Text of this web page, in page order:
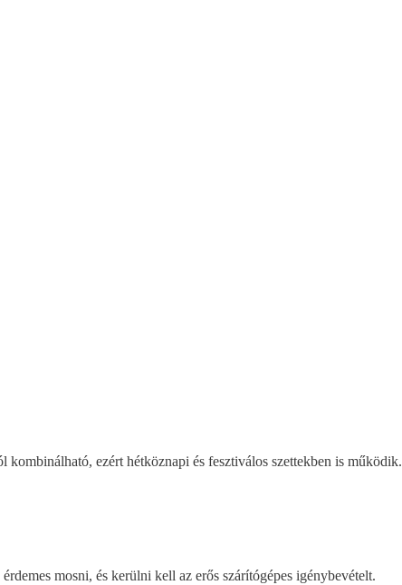
ezért hétköznapi és fesztiválos szettekben is működik.
mosni, és kerülni kell az erős szárítógépes igénybevételt.